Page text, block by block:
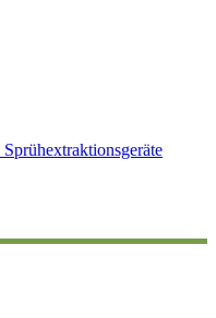
Sprühextraktionsgeräte